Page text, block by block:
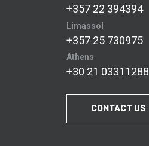
+357 22 394394
Limassol
+357 25 730975
Athens
+30 21 03311288
CONTACT US